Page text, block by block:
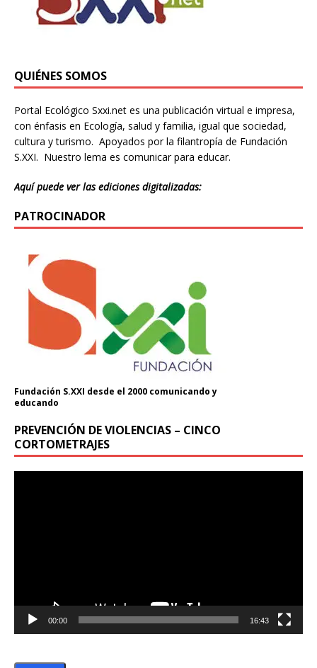
QUIÉNES SOMOS
Portal Ecológico Sxxi.net es una publicación virtual e impresa,
con énfasis en Ecología, salud y familia, igual que sociedad,
cultura y turismo. Apoyados por la filantropía de Fundación
S.XXI. Nuestro lema es comunicar para educar.
Aquí puede ver las ediciones digitalizadas:
PATROCINADOR
Fundación S.XXI desde el 2000 comunicando y
educando
PREVENCIÓN DE VIOLENCIAS – CINCO
CORTOMETRAJES
00:00 16:43